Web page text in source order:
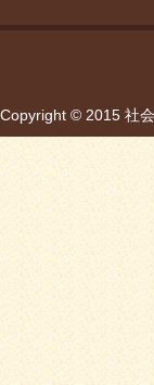
Copyright © 2015 社